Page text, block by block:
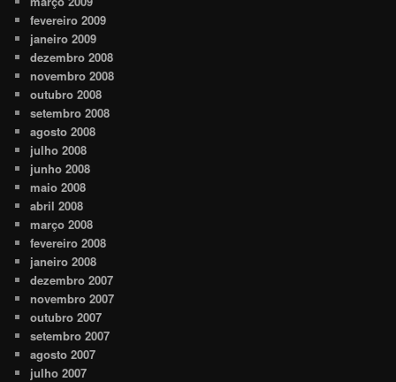
fevereiro 2009
janeiro 2009
dezembro 2008
novembro 2008
outubro 2008
setembro 2008
agosto 2008
julho 2008
junho 2008
maio 2008
abril 2008
março 2008
fevereiro 2008
janeiro 2008
dezembro 2007
novembro 2007
outubro 2007
setembro 2007
agosto 2007
julho 2007